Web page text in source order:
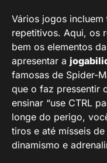
Vários jogos incluem
repetitivos. Aqui, os
bem os elementos
apresentar a
famosas de Spider-
que o faz pressentir
ensinar “use CTRL
longe do perigo,
tiros e até mísseis
dinamismo e